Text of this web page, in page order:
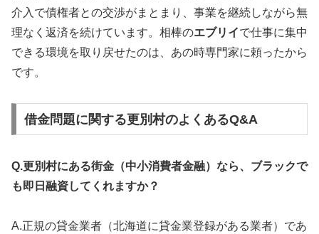
介入で債権者との交渉がまとまり、事業を継続しながら無
理なく返済を続けています。相棒のエブリイで仕事に集中
できる環境を取り戻せたのは、あの時専門家に頼ったから
です。
借金問題に関する更別村のよくあるQ&A
Q.更別村にある街金（中小消費者金融）なら、ブラックで
も即日融資してくれますか？
A.正規の貸金業者（北海道に貸金業登録がある業者）であ